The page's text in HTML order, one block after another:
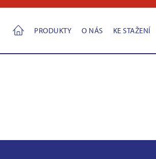
PRODUKTY O NÁS KE STAŽENÍ